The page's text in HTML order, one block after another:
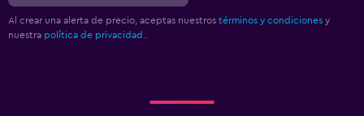
Al crear una alerta de precio, aceptas nuestros términos y condiciones y
nuestra política de privacidad.